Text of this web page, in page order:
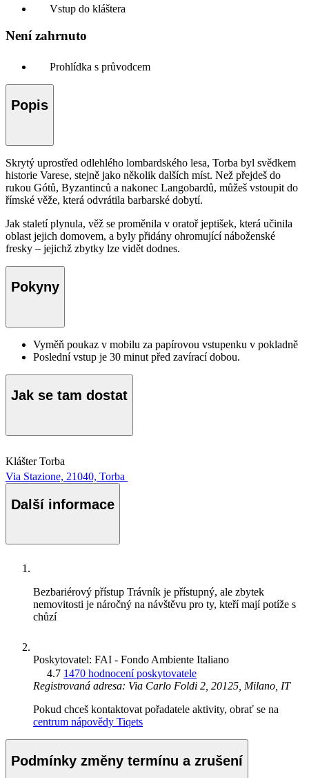
Vstup do kláštera
Není zahrnuto
Prohlídka s průvodcem
Popis
Skrytý uprostřed odlehlého lombardského lesa, Torba byl svědkem
historie Varese, stejně jako několik dalších míst. Než přejdeš do
rukou Gótů, Byzantinců a nakonec Langobardů, můžeš vstoupit do
římské věže, která odvrátila barbarské dobytí.
Jak staletí plynula, věž se proměnila v oratoř jeptišek, která učinila
oblast jejich domovem, a byly přidány ohromující náboženské
fresky – jejichž zbytky lze vidět dodnes.
Pokyny
Vyměň poukaz v mobilu za papírovou vstupenku v pokladně
Poslední vstup je 30 minut před zavírací dobou.
Jak se tam dostat
Klášter Torba
Via Stazione, 21040, Torba
Další informace
Bezbariérový přístup Trávník je přístupný, ale zbytek
nemovitosti je náročný na návštěvu pro ty, kteří mají potíže s
chůzí
Poskytovatel: FAI - Fondo Ambiente Italiano
4.7 1470 hodnocení poskytovatele
Registrovaná adresa: Via Carlo Foldi 2, 20125, Milano, IT
Pokud chceš kontaktovat pořadatele aktivity, obrať se na
centrum nápovědy Tiqets
Podmínky změny termínu a zrušení